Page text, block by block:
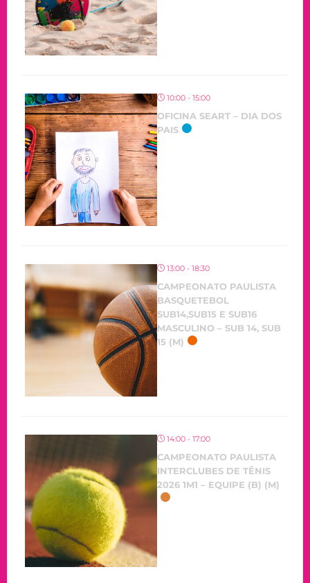
10:00 - 15:00
OFICINA SEART – DIA DOS
PAIS
13:00 - 18:30
CAMPEONATO PAULISTA
BASQUETEBOL
SUB14,SUB15 E SUB16
MASCULINO – SUB 14, SUB
15 (M)
14:00 - 17:00
CAMPEONATO PAULISTA
INTERCLUBES DE TÊNIS
2026 1M1 – EQUIPE (B) (M)